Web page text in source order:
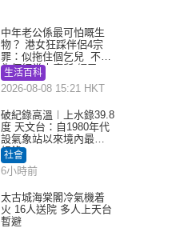
中年老公係最可怕嘅生
物？ 港女狂踩伴侶4宗
罪：似拖住個乞兒 不解
為何經常去廁所 網民一
語道破
生活百科
2026-08-08 15:21 HKT
破紀錄高溫︱上水錄39.8
度 天文台：自1980年代
設氣象站以來境內最高
紀錄
社會
6小時前
太古城海棠閣冷氣機着
火 16人送院 多人上天台
暫避